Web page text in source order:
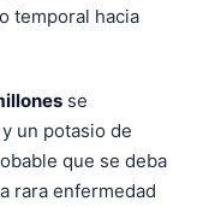
temporal hacia
se
un potasio de
que se deba
rara enfermedad